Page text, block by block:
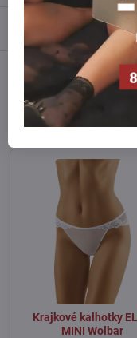
Diskuse 0
FacebookTwitter
Alternativní
Krajkové kalhotky
MINI Wolbar